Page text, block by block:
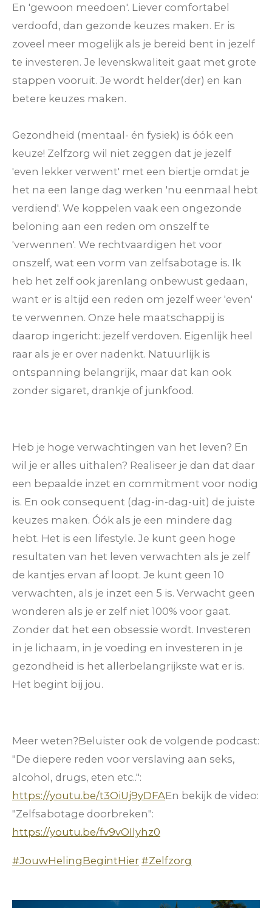
En 'gewoon meedoen'. Liever comfortabel
verdoofd, dan gezonde keuzes maken. Er is
zoveel meer mogelijk als je bereid bent in jezelf
te investeren. Je levenskwaliteit gaat met grote
stappen vooruit. Je wordt helder(der) en kan
betere keuzes maken.
Gezondheid (mentaal- én fysiek) is óók een
keuze! Zelfzorg wil niet zeggen dat je jezelf
'even lekker verwent' met een biertje omdat je
het na een lange dag werken 'nu eenmaal hebt
verdiend'. We koppelen vaak een ongezonde
beloning aan een reden om onszelf te
'verwennen'. We rechtvaardigen het voor
onszelf, wat een vorm van zelfsabotage is. Ik
heb het zelf ook jarenlang onbewust gedaan,
want er is altijd een reden om jezelf weer 'even'
te verwennen. Onze hele maatschappij is
daarop ingericht: jezelf verdoven. Eigenlijk heel
raar als je er over nadenkt. Natuurlijk is
ontspanning belangrijk, maar dat kan ook
zonder sigaret, drankje of junkfood.
Heb je hoge verwachtingen van het leven? En
wil je er alles uithalen? Realiseer je dan dat daar
een bepaalde inzet en commitment voor nodig
is. En ook consequent (dag-in-dag-uit) de juiste
keuzes maken. Óók als je een mindere dag
hebt. Het is een lifestyle. Je kunt geen hoge
resultaten van het leven verwachten als je zelf
de kantjes ervan af loopt. Je kunt geen 10
verwachten, als je inzet een 5 is. Verwacht geen
wonderen als je er zelf niet 100% voor gaat.
Zonder dat het een obsessie wordt. Investeren
in je lichaam, in je voeding en investeren in je
gezondheid is het allerbelangrijkste wat er is.
Het begint bij jou.
Meer weten?Beluister ook de volgende podcast:
"De diepere reden voor verslaving aan seks,
alcohol, drugs, eten etc..":
https://youtu.be/t3OiUj9yDFAEn bekijk de video:
"Zelfsabotage doorbreken":
https://youtu.be/fv9vOIlyhz0
#JouwHelingBegintHier #Zelfzorg